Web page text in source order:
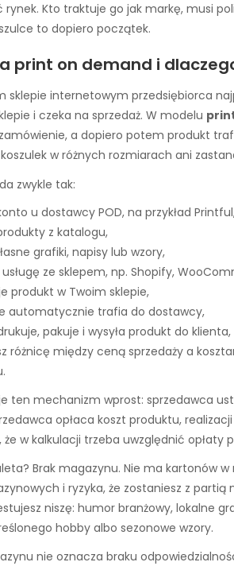
Kto traktuje go jak markę, musi
to dopiero początek.
print on demand i
sklepie internetowym przedsiębiorca
i czeka na sprzedaż. W modelu
a dopiero potem produkt
w różnych rozmiarach ani
zwykle tak:
u dostawcy POD, na przykład
z katalogu,
grafiki, napisy lub wzory,
ze sklepem, np. Shopify,
produkt w Twoim sklepie,
automatycznie trafia do dostawcy,
pakuje i wysyła produkt do klienta,
różnicę między ceną sprzedaży a
ten mechanizm wprost: sprzedawca
opłaca koszt produktu,
że w kalkulacji trzeba uwzględnić
Brak magazynu. Nie ma kartonów
i ryzyka, że zostaniesz z
niszę: humor branżowy, lokalne
hobby albo sezonowe wzory.
nie oznacza braku